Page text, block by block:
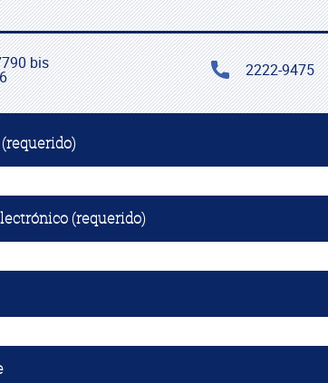
bis 2222-9475
(requerido)